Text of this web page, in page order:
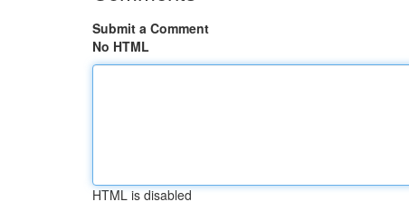
Submit a Comment
No HTML
HTML is disabled